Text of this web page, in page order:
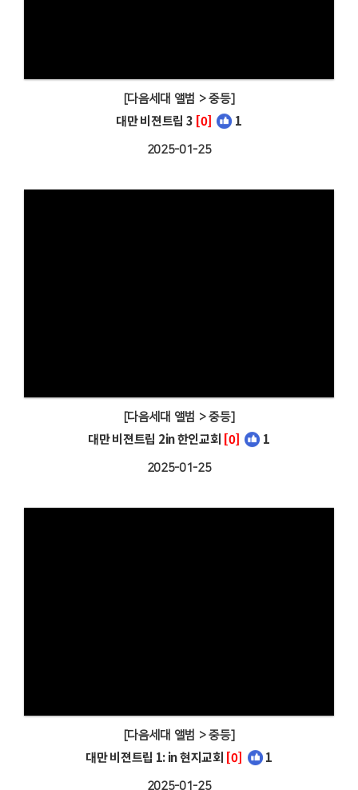
[다음세대 앨범 > 중등]
대만 비젼트립 3 [0] 1
2025-01-25
[다음세대 앨범 > 중등]
대만 비젼트립 2in 한인교회 [0] 1
2025-01-25
[다음세대 앨범 > 중등]
대만 비젼트립 1: in 현지교회 [0] 1
2025-01-25